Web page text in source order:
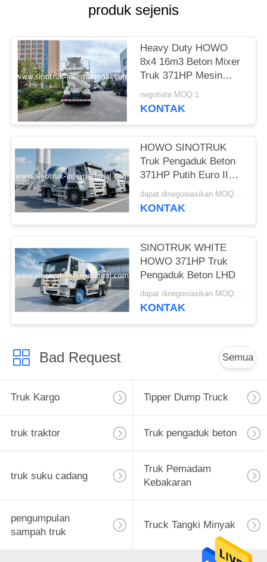
produk sejenis
Heavy Duty HOWO
8x4 16m3 Beton Mixer
Truk 371HP Mesin
PMP Pengurangi
Kecepatan Untuk
negotiate MOQ:1
KONTAK
HOWO SINOTRUK
Truk Pengaduk Beton
371HP Putih Euro II
ZZ1257N3841W
dapat dinegosiasikan MOQ:1 Unit
KONTAK
SINOTRUK WHITE
HOWO 371HP Truk
Pengaduk Beton LHD
dapat dinegosiasikan MOQ:1 unit
KONTAK
Bad Request Semua
Truk Kargo Tipper Dump Truck
truk traktor Truk pengaduk beton
truk suku cadang
Truk Pemadam
Kebakaran
pengumpulan
sampah truk
Truck Tangki Minyak